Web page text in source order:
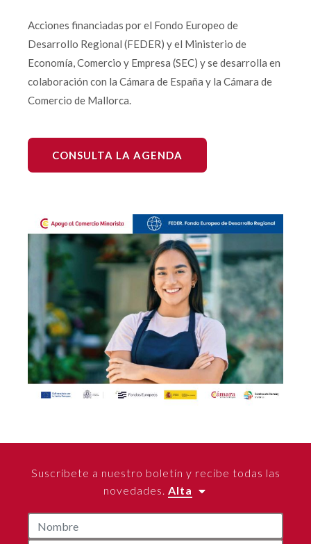
Acciones financiadas por el Fondo Europeo de
Desarrollo Regional (FEDER) y el Ministerio de
Economía, Comercio y Empresa (SEC) y se desarrolla en
colaboración con la Cámara de España y la Cámara de
Comercio de Mallorca.
CONSULTA LA AGENDA
Suscríbete a nuestro boletín y recibe todas las
novedades. Alta